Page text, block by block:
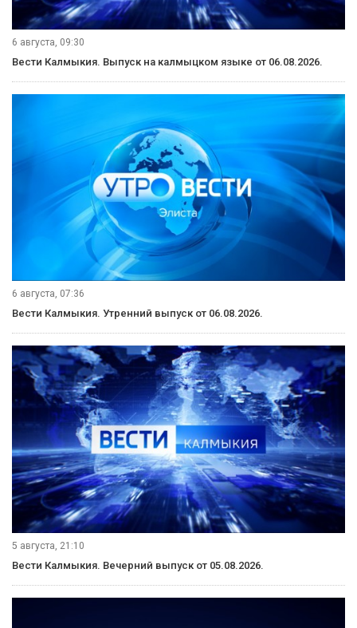
6 августа, 09:30
Вести Калмыкия. Выпуск на калмыцком языке от 06.08.2026.
6 августа, 07:36
Вести Калмыкия. Утренний выпуск от 06.08.2026.
5 августа, 21:10
Вести Калмыкия. Вечерний выпуск от 05.08.2026.